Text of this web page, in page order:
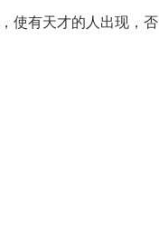
使有天才的人出现，否